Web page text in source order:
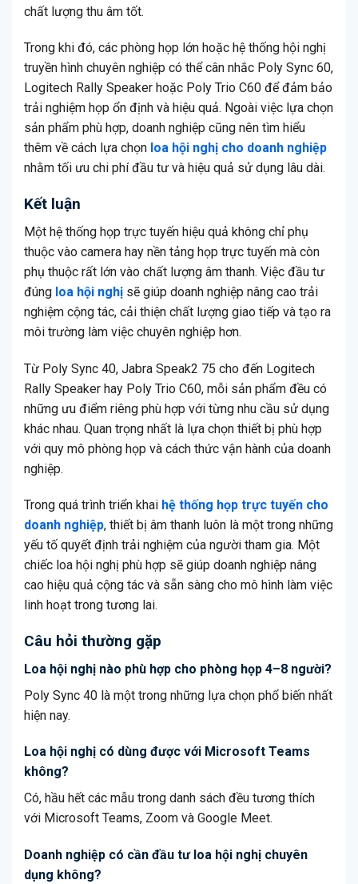
chất lượng thu âm tốt.
Trong khi đó, các phòng họp lớn hoặc hệ thống hội nghị
truyền hình chuyên nghiệp có thể cân nhắc Poly Sync 60,
Logitech Rally Speaker hoặc Poly Trio C60 để đảm bảo
trải nghiệm họp ổn định và hiệu quả. Ngoài việc lựa chọn
sản phẩm phù hợp, doanh nghiệp cũng nên tìm hiểu
thêm về cách lựa chọn loa hội nghị cho doanh nghiệp
nhằm tối ưu chi phí đầu tư và hiệu quả sử dụng lâu dài.
Kết luận
Một hệ thống họp trực tuyến hiệu quả không chỉ phụ
thuộc vào camera hay nền tảng họp trực tuyến mà còn
phụ thuộc rất lớn vào chất lượng âm thanh. Việc đầu tư
đúng loa hội nghị sẽ giúp doanh nghiệp nâng cao trải
nghiệm cộng tác, cải thiện chất lượng giao tiếp và tạo ra
môi trường làm việc chuyên nghiệp hơn.
Từ Poly Sync 40, Jabra Speak2 75 cho đến Logitech
Rally Speaker hay Poly Trio C60, mỗi sản phẩm đều có
những ưu điểm riêng phù hợp với từng nhu cầu sử dụng
khác nhau. Quan trọng nhất là lựa chọn thiết bị phù hợp
với quy mô phòng họp và cách thức vận hành của doanh
nghiệp.
Trong quá trình triển khai hệ thống họp trực tuyến cho
doanh nghiệp, thiết bị âm thanh luôn là một trong những
yếu tố quyết định trải nghiệm của người tham gia. Một
chiếc loa hội nghị phù hợp sẽ giúp doanh nghiệp nâng
cao hiệu quả cộng tác và sẵn sàng cho mô hình làm việc
linh hoạt trong tương lai.
Câu hỏi thường gặp
Loa hội nghị nào phù hợp cho phòng họp 4–8 người?
Poly Sync 40 là một trong những lựa chọn phổ biến nhất
hiện nay.
Loa hội nghị có dùng được với Microsoft Teams
không?
Có, hầu hết các mẫu trong danh sách đều tương thích
với Microsoft Teams, Zoom và Google Meet.
Doanh nghiệp có cần đầu tư loa hội nghị chuyên
dụng không?